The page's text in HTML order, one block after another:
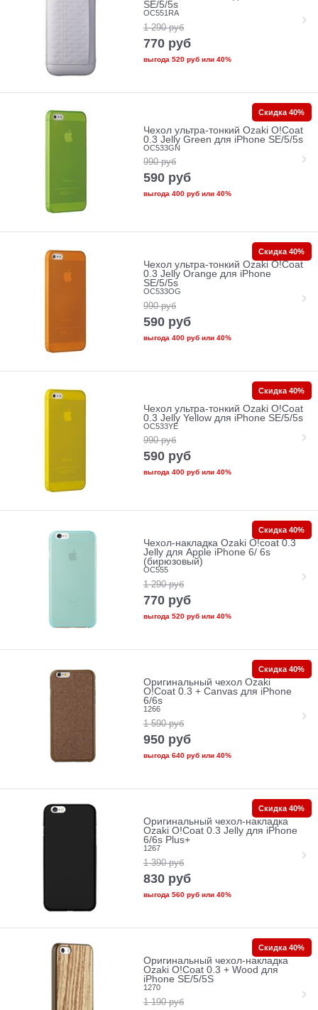
SE/5/5s
OC551RA
1 290 руб
770 руб
выгода 520 рубили 40%
Чехол ультра-тонкий Ozaki O!Coat
0.3 Jelly Green для iPhone SE/5/5s
OC533GN
990 руб
590 руб
выгода 400 рубили 40%
Скидка 40%
Чехол ультра-тонкий Ozaki O!Coat
0.3 Jelly Orange для iPhone
SE/5/5s
OC533OG
990 руб
590 руб
выгода 400 рубили 40%
Скидка 40%
Чехол ультра-тонкий Ozaki O!Coat
0.3 Jelly Yellow для iPhone SE/5/5s
OC533YE
990 руб
590 руб
выгода 400 рубили 40%
Скидка 40%
Чехол-накладка Ozaki O!coat 0.3
Jelly для Apple iPhone 6/ 6s
(бирюзовый)
OC555
1 290 руб
770 руб
выгода 520 рубили 40%
Скидка 40%
Оригинальный чехол Ozaki
O!Coat 0.3 + Canvas для iPhone
6/6s
1266
1 590 руб
950 руб
выгода 640 рубили 40%
Скидка 40%
Оригинальный чехол-накладка
Ozaki O!Coat 0.3 Jelly для iPhone
6/6s Plus+
1267
1 390 руб
830 руб
выгода 560 рубили 40%
Скидка 40%
Оригинальный чехол-накладка
Ozaki O!Coat 0.3 + Wood для
iPhone SE/5/5S
1270
1 190 руб
Скидка 40%